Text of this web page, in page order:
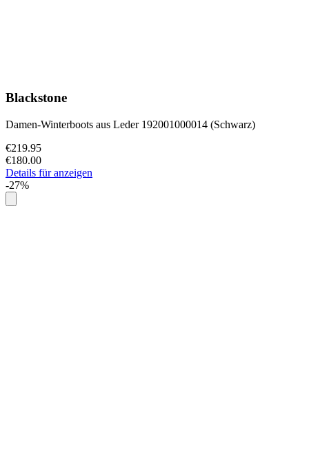
Blackstone
Damen-Winterboots aus Leder 192001000014 (Schwarz)
€219.95
€180.00
Details für anzeigen
-27%